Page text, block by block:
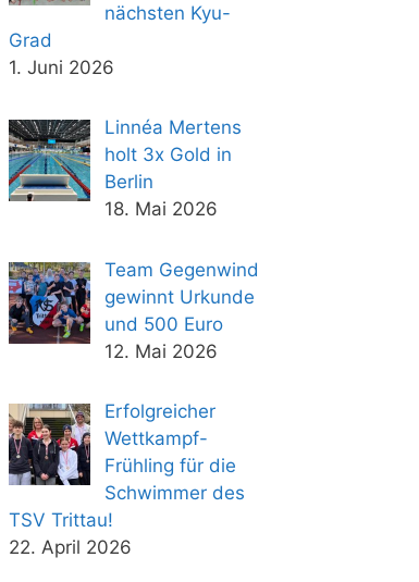
nächsten Kyu-
Grad
1. Juni 2026
Linnéa Mertens
holt 3x Gold in
Berlin
18. Mai 2026
Team Gegenwind
gewinnt Urkunde
und 500 Euro
12. Mai 2026
Erfolgreicher
Wettkampf-
Frühling für die
Schwimmer des
TSV Trittau!
22. April 2026